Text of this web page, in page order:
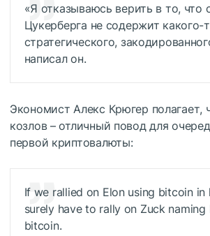
«Я отказываюсь верить в то, что
Цукерберга не содержит какого-
стратегического,
написал он.
Экономист Алекс Крюгер полагает,
козлов – отличный повод для
первой криптовалюты:
If we rallied on Elon using bitcoin in
surely have to rally on Zuck naming
bitcoin.